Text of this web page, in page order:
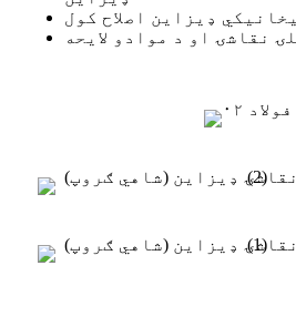
ډیزاین اصلاح کول